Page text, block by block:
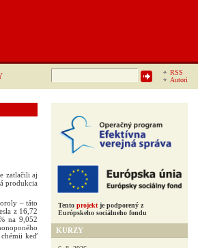
RSS
Autori
Hľadať:
zatlačili aj
produkcia
– táto
z 16,72
na 9,052
chémii keď
Tento projekt je podporený z
Európskeho sociálneho fondu
KURZY